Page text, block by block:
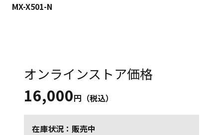
MX-X501-N
オンラインストア価格
16,000円（税込）
在庫状況：販売中